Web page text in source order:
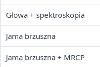
Głowa + spektroskopia
Jama brzuszna
Jama brzuszna + MRCP